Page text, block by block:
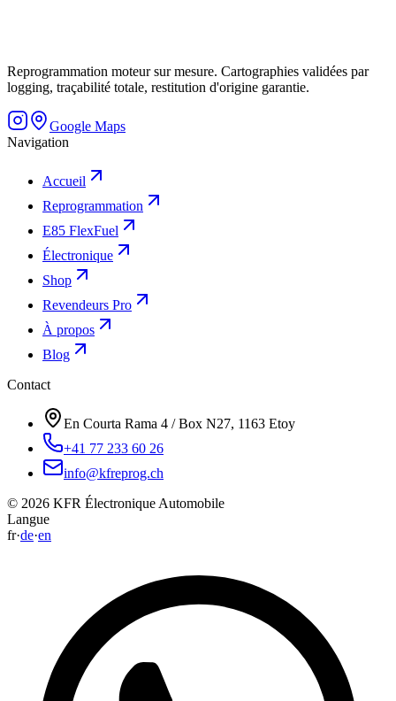
Reprogrammation moteur sur mesure. Cartographies validées par
logging, traçabilité totale, restitution d'origine garantie.
Google Maps
Navigation
Accueil
Reprogrammation
E85 FlexFuel
Électronique
Shop
Revendeurs Pro
À propos
Blog
Contact
En Courta Rama 4 / Box N27, 1163 Etoy
+41 77 233 60 26
info@kfreprog.ch
© 2026 KFR Électronique Automobile
Langue
fr·de·en